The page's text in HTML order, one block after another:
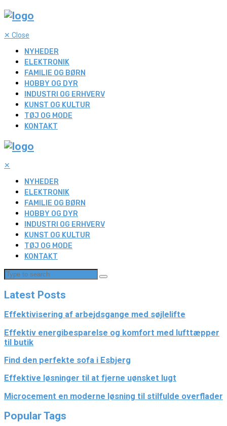
✕ Close
NYHEDER
ELEKTRONIK
FAMILIE OG BØRN
HOBBY OG DYR
INDUSTRI OG ERHVERV
KUNST OG KULTUR
TØJ OG MODE
KONTAKT
✕
NYHEDER
ELEKTRONIK
FAMILIE OG BØRN
HOBBY OG DYR
INDUSTRI OG ERHVERV
KUNST OG KULTUR
TØJ OG MODE
KONTAKT
Latest Posts
Effektivisering af arbejdsgange med søjlelifte
Effektiv energibesparelse og komfort med lufttæpper
til butik
Find den perfekte sofa i Esbjerg
Effektive løsninger til at fjerne uønsket lugt
Microcement en moderne løsning til stilfulde overflader
Popular Tags